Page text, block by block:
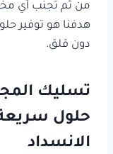
من ثم تجنب أي
هدفنا هو توفير
دون قلق.
تسليك
حلول
الانسداد